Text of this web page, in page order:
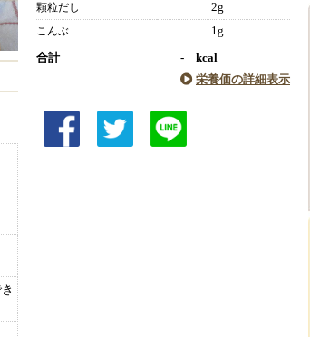
顆粒だし 2g
こんぶ 1g
合計
- kcal
栄養価の詳細表示